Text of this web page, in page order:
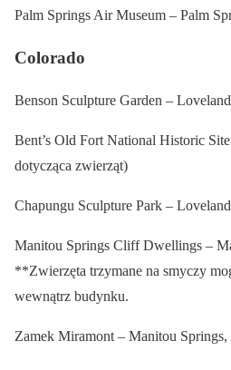
Palm Springs Air Museum – Palm
Colorado
Benson Sculpture Garden –
Bent’s Old Fort National Historic
dotycząca zwierząt)
Chapungu Sculpture Park –
Manitou Springs Cliff Dwellings –
**Zwierzęta trzymane na smyczy
wewnątrz budynku.
Zamek Miramont – Manitou Springs,